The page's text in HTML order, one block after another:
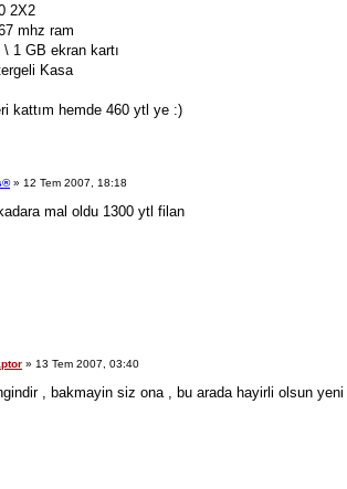
2X2
mhz ram
1 GB ekran kartı
Kasa
kattım hemde 460 ytl ye :)
» 12 Tem 2007, 18:18
mal oldu 1300 ytl filan
» 13 Tem 2007, 03:40
, bakmayin siz ona , bu arada hayirli olsun yeni